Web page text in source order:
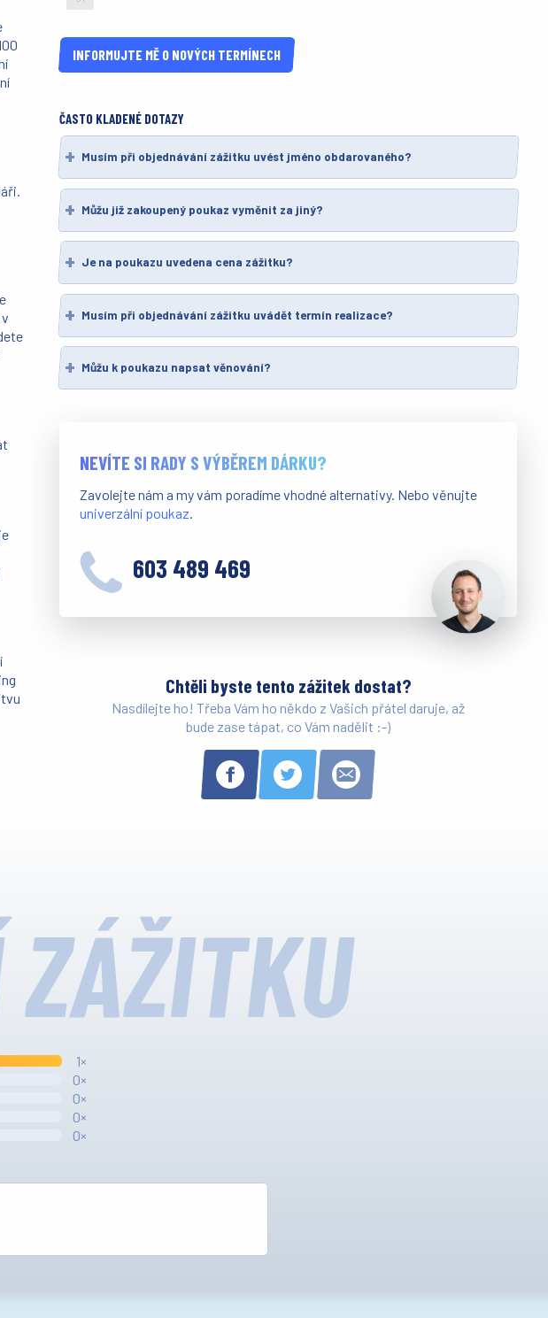
INFORMUJTE MĚ O NOVÝCH TERMÍNECH
ČASTO KLADENÉ DOTAZY
Musím při objednávání zážitku uvést jméno obdarovaného?
Můžu již zakoupený poukaz vyměnit za jiný?
Je na poukazu uvedena cena zážitku?
Musím při objednávání zážitku uvádět termín realizace?
Můžu k poukazu napsat věnování?
NEVÍTE SI RADY S VÝBĚREM DÁRKU?
Zavolejte nám a my vám poradíme vhodné alternativy. Nebo věnujte
univerzální poukaz.
603 489 469
Chtěli byste tento zážitek dostat?
Nasdílejte ho! Třeba Vám ho někdo z Vašich přátel daruje, až
bude zase tápat, co Vám nadělit :-)
ZÁŽITKU
1×
0×
0×
0×
0×